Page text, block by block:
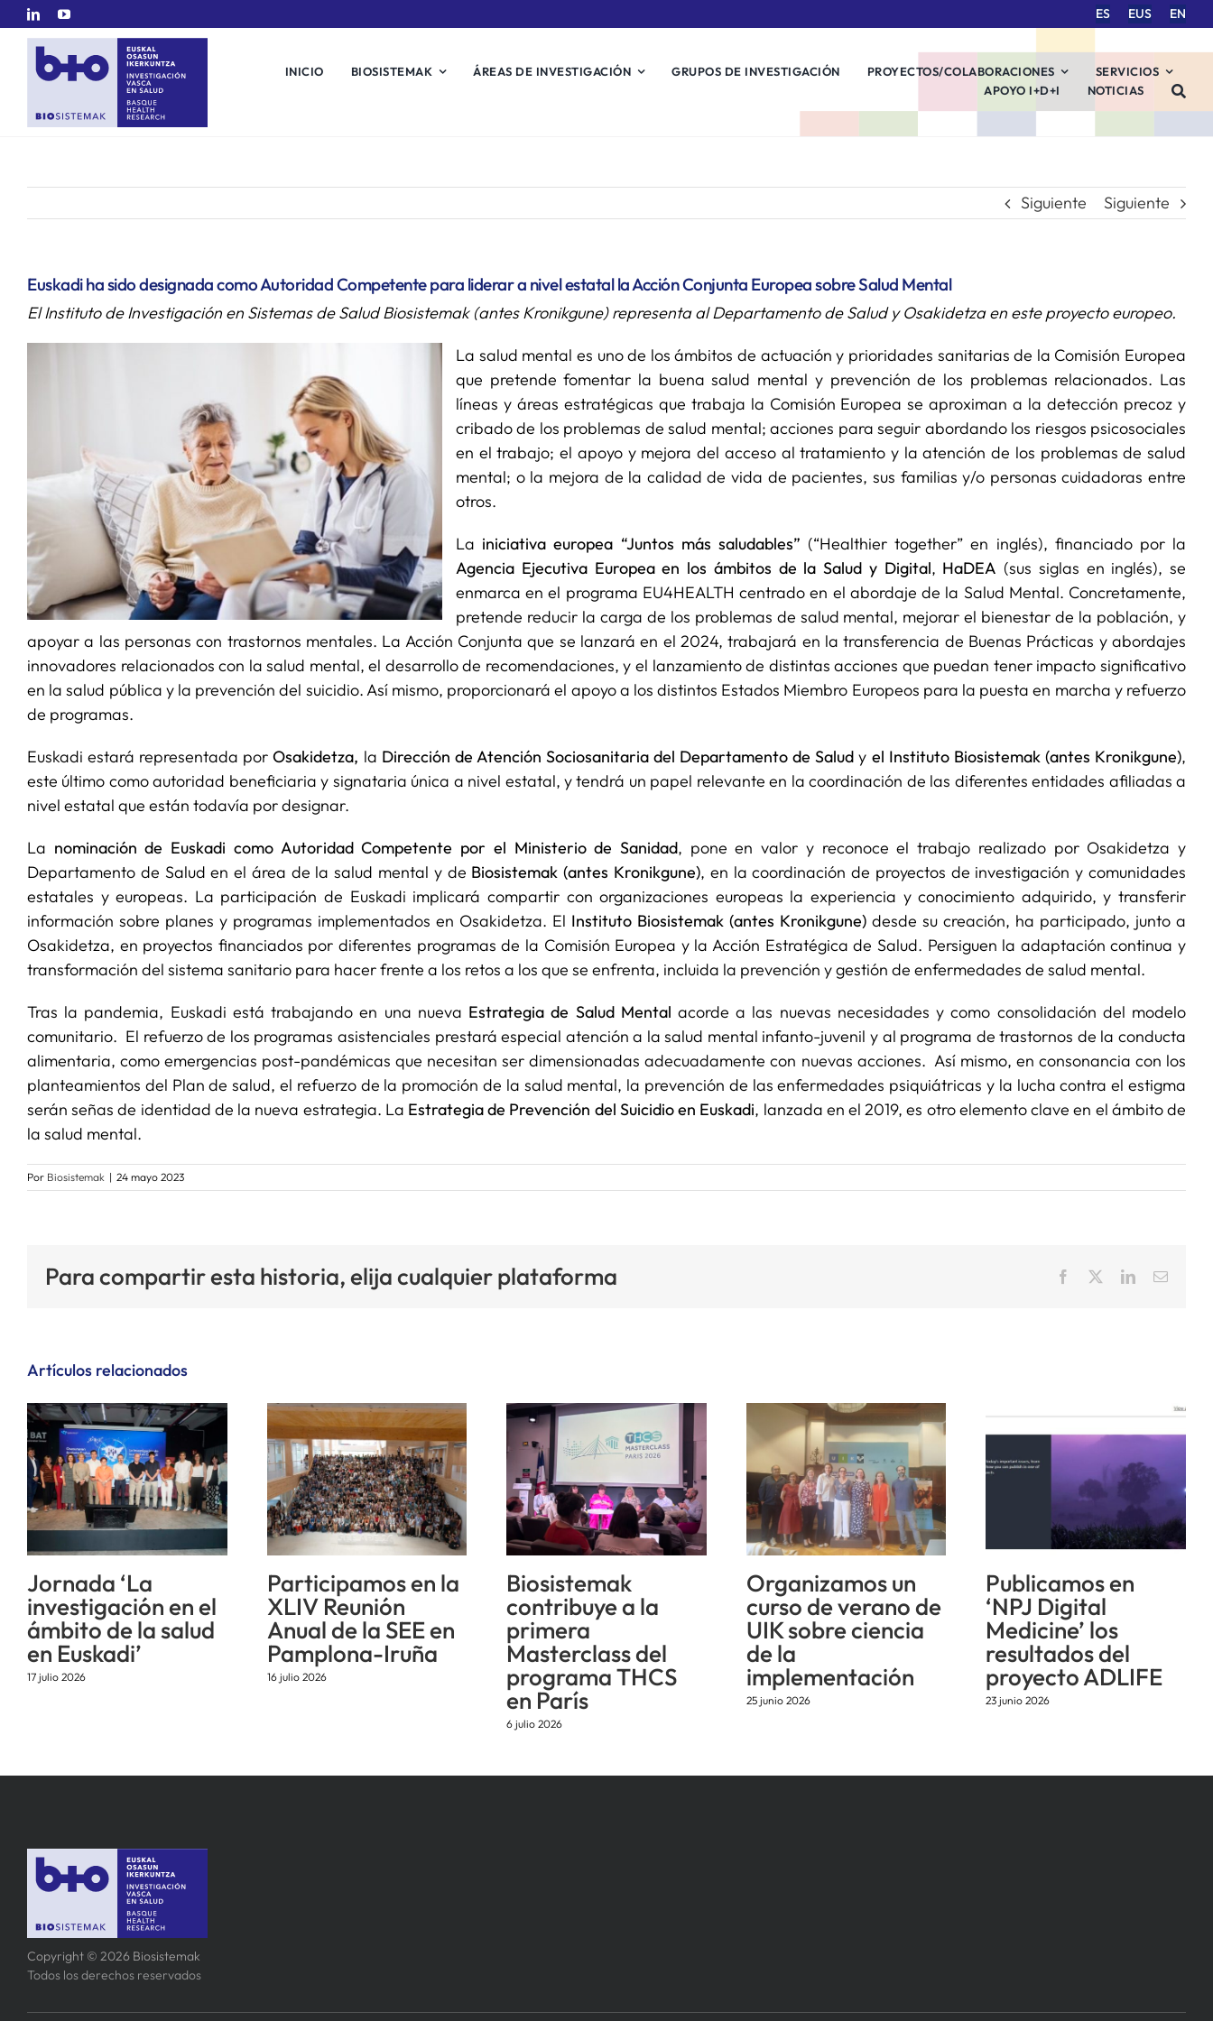
Saltar
contenido
ES EUS EN
INICIO BIOSISTEMAK ÁREAS DE INVESTIGACIÓN GRUPOS DE INVESTIGACIÓN PROYECTOS/COLABORACIONES
SERVICIOS
APOYO I+D+I
NOTICIAS
Siguiente Siguiente
Euskadi ha sido designada como Autoridad Competente para liderar a nivel estatal la Acción Conjunta Europea sobre Salud Mental
El Instituto de Investigación en Sistemas de Salud Biosistemak (antes Kronikgune) representa al Departamento de Salud y Osakidetza en este proyecto europeo.
La salud mental es uno de los ámbitos de actuación y prioridades sanitarias de la Comisión Europea
que pretende fomentar la buena salud mental y prevención de los problemas relacionados. Las
líneas y áreas estratégicas que trabaja la Comisión Europea se aproximan a la detección precoz y
cribado de los problemas de salud mental; acciones para seguir abordando los riesgos psicosociales
en el trabajo; el apoyo y mejora del acceso al tratamiento y la atención de los problemas de salud
mental; o la mejora de la calidad de vida de pacientes, sus familias y/o personas cuidadoras entre
otros.
La iniciativa europea “Juntos más saludables” (“Healthier together” en inglés), financiado por la
Agencia Ejecutiva Europea en los ámbitos de la Salud y Digital, HaDEA (sus siglas en inglés), se
enmarca en el programa EU4HEALTH centrado en el abordaje de la Salud Mental. Concretamente,
pretende reducir la carga de los problemas de salud mental, mejorar el bienestar de la población, y
apoyar a las personas con trastornos mentales. La Acción Conjunta que se lanzará en el 2024, trabajará en la transferencia de Buenas Prácticas y abordajes
innovadores relacionados con la salud mental, el desarrollo de recomendaciones, y el lanzamiento de distintas acciones que puedan tener impacto significativo
en la salud pública y la prevención del suicidio. Así mismo, proporcionará el apoyo a los distintos Estados Miembro Europeos para la puesta en marcha y refuerzo
de programas.
Euskadi estará representada porOsakidetza, la Dirección de Atención Sociosanitaria del Departamento de Salud y el Instituto Biosistemak (antes Kronikgune),
este último como autoridad beneficiaria y signataria única a nivel estatal, y tendrá un papel relevante en la coordinación de las diferentes entidades afiliadas a
nivel estatal que están todavía por designar.
La nominación de Euskadi como Autoridad Competente por el Ministerio de Sanidad, pone en valor y reconoce el trabajo realizado por Osakidetza y
Departamento de Salud en el área de la salud mental y de Biosistemak (antes Kronikgune), en la coordinación de proyectos de investigación y comunidades
estatales y europeas. La participación de Euskadi implicará compartir con organizaciones europeas la experiencia y conocimiento adquirido, y transferir
información sobre planes y programas implementados en Osakidetza. El Instituto Biosistemak (antes Kronikgune) desde su creación, ha participado, junto a
Osakidetza, en proyectos financiados por diferentes programas de la Comisión Europea y la Acción Estratégica de Salud. Persiguen la adaptación continua y
transformación del sistema sanitario para hacer frente a los retos a los que se enfrenta, incluida la prevención y gestión de enfermedades de salud mental.
Tras la pandemia, Euskadi está trabajando en una nueva Estrategia de Salud Mental acorde a las nuevas necesidades y como consolidación del modelo
comunitario. El refuerzo de los programas asistenciales prestará especial atención a la salud mental infanto-juvenil y al programa de trastornos de la conducta
alimentaria, como emergencias post-pandémicas que necesitan ser dimensionadas adecuadamente con nuevas acciones. Así mismo, en consonancia con los
planteamientos del Plan de salud, el refuerzo de la promoción de la salud mental, la prevención de las enfermedades psiquiátricas y la lucha contra el estigma
serán señas de identidad de la nueva estrategia. La Estrategia de Prevención del Suicidio en Euskadi, lanzada en el 2019, es otro elemento clave en el ámbito de
la salud mental.
Por Biosistemak | 24 mayo 2023
Para compartir esta historia, elija cualquier plataforma Facebook LinkedInCorreo
Artículos relacionados
Jornada ‘La
investigación en el
ámbito de la salud
en Euskadi’
17 julio 2026
Participamos en la
XLIV Reunión
Anual de la SEE en
Pamplona-Iruña
16 julio 2026
Biosistemak
contribuye a la
primera
Masterclass del
programa THCS
en París
6 julio 2026
Organizamos un
curso de verano de
UIK sobre ciencia
de la
implementación
25 junio 2026
Publicamos en
‘NPJ Digital
Medicine’ los
resultados del
proyecto ADLIFE
23 junio 2026
Copyright © 2026 Biosistemak
Todos los derechos reservados